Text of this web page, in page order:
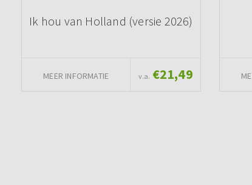
Ik hou van Holland (versie 2026)
MEER INFORMATIE v.a. €21,49